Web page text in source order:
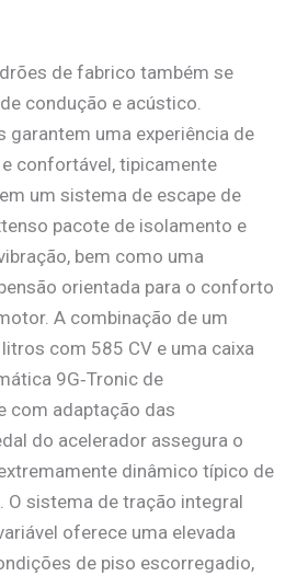
de fabrico também se
condução e acústico.
garantem uma experiência de
confortável, tipicamente
um sistema de escape de
pacote de isolamento e
bem como uma
orientada para o conforto
A combinação de um
com 585 CV e uma caixa
9G‑Tronic de
com adaptação das
do acelerador assegura o
dinâmico típico de
O sistema de tração integral
oferece uma elevada
de piso escorregadio,